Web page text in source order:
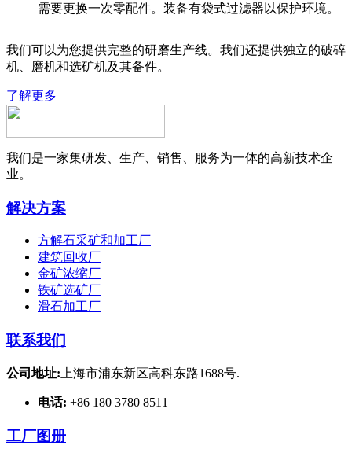
需要更换一次零配件。装备有袋式过滤器以保护环境。
我们可以为您提供完整的研磨生产线。我们还提供独立的破碎
机、磨机和选矿机及其备件。
了解更多
我们是一家集研发、生产、销售、服务为一体的高新技术企
业。
解决方案
方解石采矿和加工厂
建筑回收厂
金矿浓缩厂
铁矿选矿厂
滑石加工厂
联系我们
公司地址: 上海市浦东新区高科东路1688号.
电话: +86 180 3780 8511
工厂图册